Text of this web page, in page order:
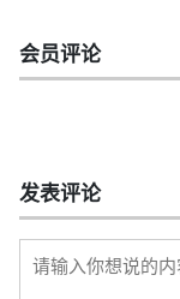
会员评论
发表评论